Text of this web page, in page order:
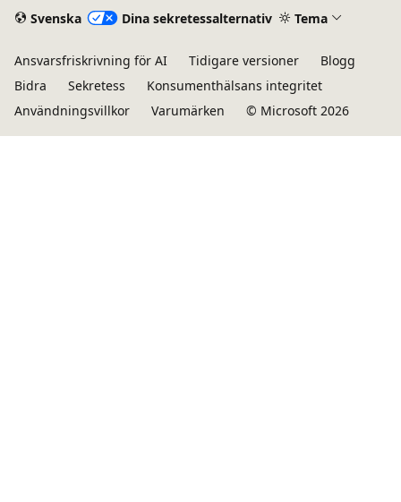
Svenska Dina sekretessalternativ Tema
Ansvarsfriskrivning för AI Tidigare versioner
Blogg
Bidra
Sekretess
Konsumenthälsans integritet
Användningsvillkor
Varumärken © Microsoft 2026